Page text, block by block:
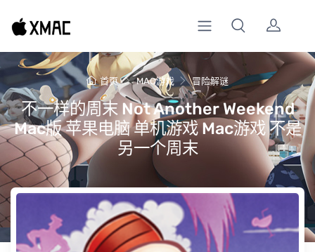
首页 MAC游戏 冒险解谜
不一样的周末 Not Another Weekend
Mac版 苹果电脑 单机游戏 Mac游戏 不是
另一个周末